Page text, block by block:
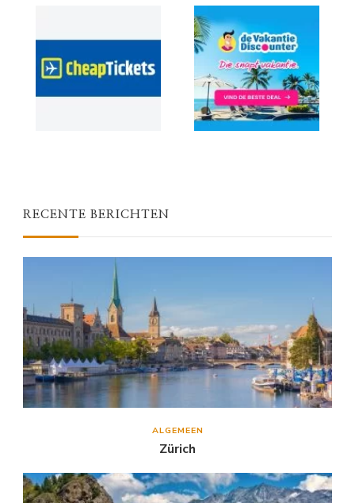
RECENTE BERICHTEN
ALGEMEEN
Zürich